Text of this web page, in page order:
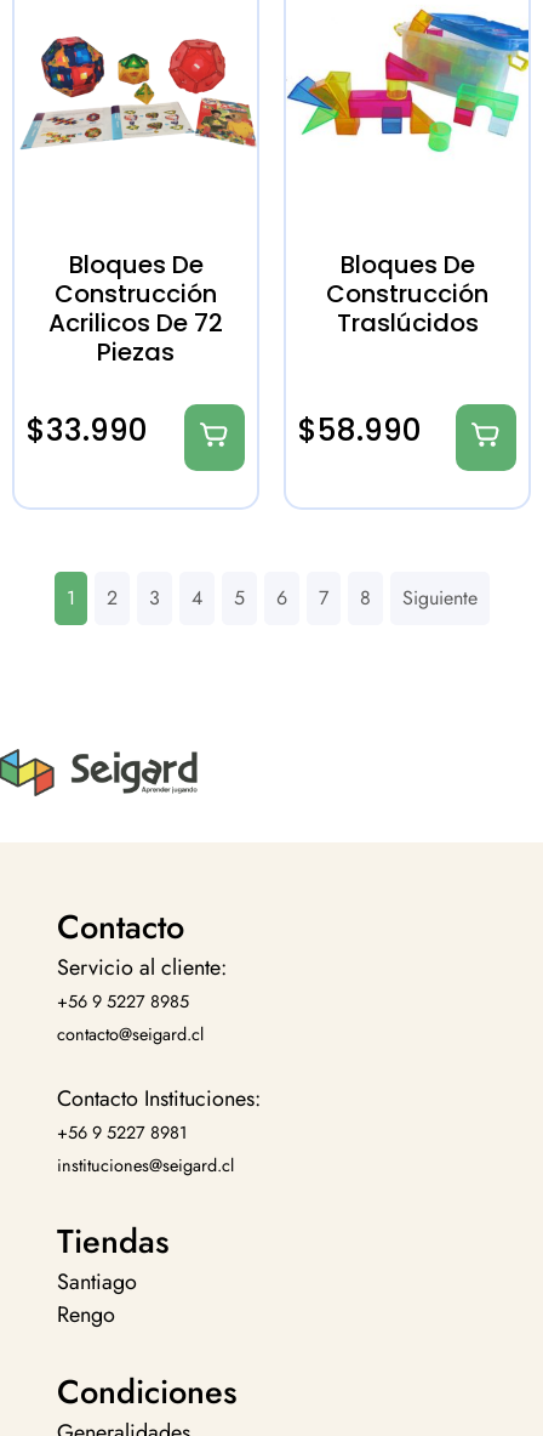
Bloques De
Construcción
Acrilicos De 72
Piezas
$33.990
Bloques De
Construcción
Traslúcidos
$58.990
1 2 3 4 5 6 7 8 Siguiente
Contacto
Servicio al cliente:
+56 9 5227 8985
contacto@seigard.cl
Contacto Instituciones:
+56 9 5227 8981
instituciones@seigard.cl
Tiendas
Santiago
Rengo
Condiciones